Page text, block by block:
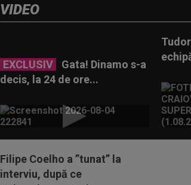
VIDEO
EXCLUSIV
Gata! Dinamo s-a
decis, la 24 de ore...
Filipe Coelho a ”tunat” la
interviu, după ce